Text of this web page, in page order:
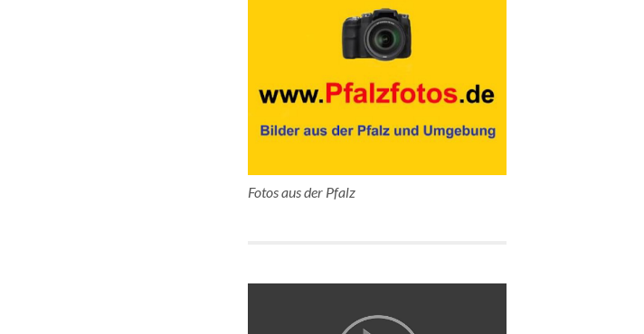
Fotos aus der Pfalz